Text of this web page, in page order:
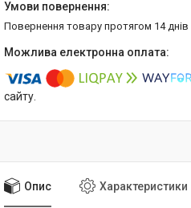
повернення товару протягом 14 днів
сайту.
Опис Характеристики